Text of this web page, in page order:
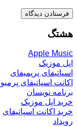
هشتگ
Apple Music
اپل موزیک
اسپاتیفای پریمیفای
اکانت اسپاتیفای
برنامه نویسان
خرید اپل موزیک
خرید اکانت اسپاتیفای
رویداد